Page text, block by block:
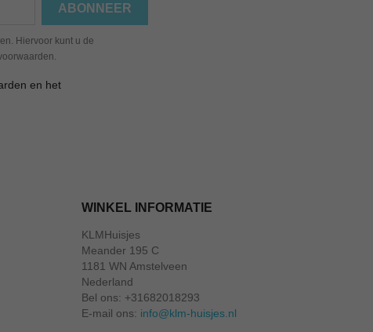
Hiervoor kunt u de
en het
WINKEL INFORMATIE
KLMHuisjes
Meander 195 C
1181 WN Amstelveen
Nederland
Bel ons: +31682018293
E-mail ons: info@klm-huisjes.nl